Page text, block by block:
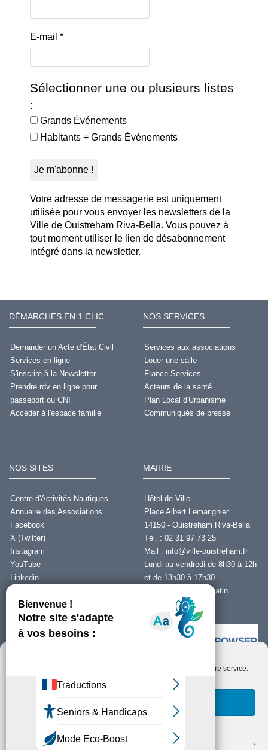
Nous utilisons des cookies pour optimiser notre site web et notre service.
E-mail *
Sélectionner une ou plusieurs listes
:
Grands Événements
Habitants + Grands Événements
Votre adresse de messagerie est uniquement
utilisée pour vous envoyer les newsletters de la
Ville de Ouistreham Riva-Bella. Vous pouvez à
tout moment utiliser le lien de désabonnement
intégré dans la newsletter.
DÉMARCHES EN 1 CLIC
Demander un Acte d'État Civil
Services en ligne
S'inscrire à la Newsletter
Prendre rdv en ligne pour
passeport ou CNI
Accéder à l'espace famille
NOS SERVICES
Services aux associations
Louer une salle
France Services
Acteurs de la santé
Plan Local d'Urbanisme
Communiqués de presse
NOS SITES
Centre d'Activités Nautiques
Annuaire des Associations
Facebook
X (Twitter)
Instagram
YouTube
Linkedin
MAIRIE
Hôtel de Ville
Place Albert Lemarignier
14150 - Ouistreham Riva-Bella
Tél. : 02 31 97 73 25
Mail : info@ville-ouistreham.fr
Lundi au vendredi de 8h30 à 12h
et de 13h30 à 17h30
Fermeture le jeudi matin
Nous contacter
Installer Ability Browser
Qu’est ce que Ability Browser ?
Copyright © Ouistreham Riva-Bella - 2026 -
la vie privée/RGPD -
Plan du Site